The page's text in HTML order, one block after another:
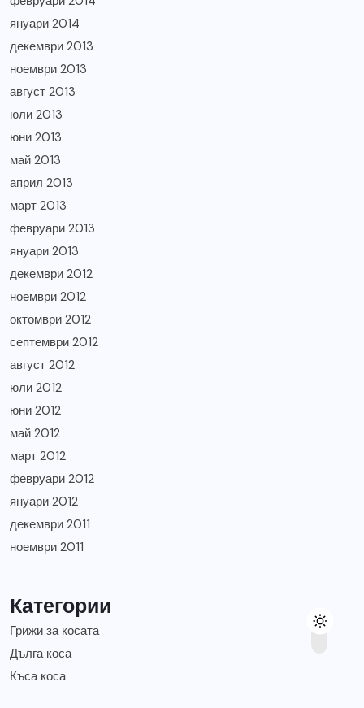
януари 2014
декември 2013
ноември 2013
август 2013
юли 2013
юни 2013
май 2013
април 2013
март 2013
февруари 2013
януари 2013
декември 2012
ноември 2012
октомври 2012
септември 2012
август 2012
юли 2012
юни 2012
май 2012
март 2012
февруари 2012
януари 2012
декември 2011
ноември 2011
Категории
Грижи за косата
Дълга коса
Къса коса